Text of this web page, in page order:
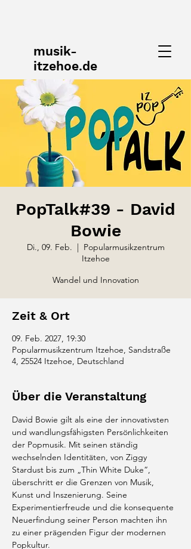
musik-
itzehoe.de
PopTalk#39 - David
Bowie
Di., 09. Feb.
  |
Popularmusikzentrum
Itzehoe
Wandel und Innovation
Zeit & Ort
09. Feb. 2027, 19:30
Popularmusikzentrum Itzehoe, Sandstraße
4, 25524 Itzehoe, Deutschland
Über die Veranstaltung
David Bowie gilt als eine der innovativsten
und wandlungsfähigsten Persönlichkeiten
der Popmusik. Mit seinen ständig
wechselnden Identitäten, von Ziggy
Stardust bis zum „Thin White Duke“,
überschritt er die Grenzen von Musik,
Kunst und Inszenierung. Seine
Experimentierfreude und die konsequente
Neuerfindung seiner Person machten ihn
zu einer prägenden Figur der modernen
Popkultur.